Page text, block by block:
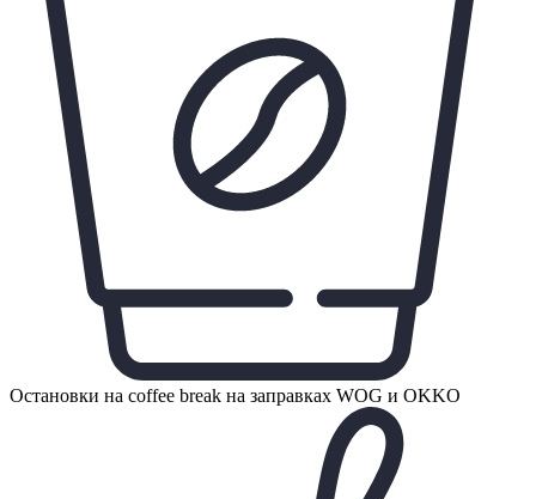
Остановки на coffee break на заправках WOG и OKKO